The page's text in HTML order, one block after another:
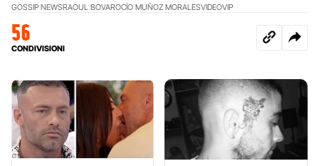
GOSSIP NEWSRAOUL BOVAROCÍO MUÑOZ MORALESVIDEOVIP
56
CONDIVISIONI